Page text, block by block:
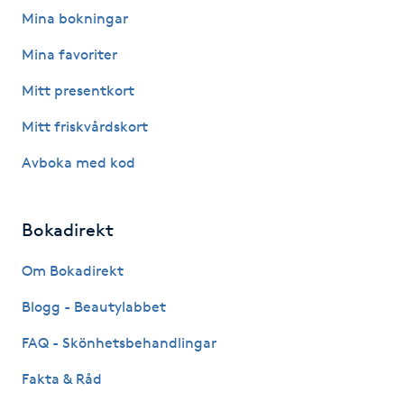
Hudvård
Hyperhidros
Hypnos
Hårborttagning
Hårbottenbehandling
Hårvård
Mina bokningar
Mina favoriter
Mitt presentkort
Mitt friskvårdskort
Avboka med kod
Bokadirekt
Om Bokadirekt
Blogg - Beautylabbet
FAQ - Skönhetsbehandlingar
Fakta & Råd